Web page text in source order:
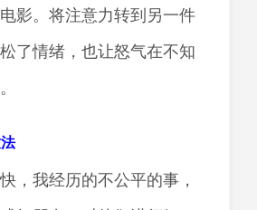
影。将注意力转到另一件
了情绪，也让怒气在不知
，我经历的不公平的事，